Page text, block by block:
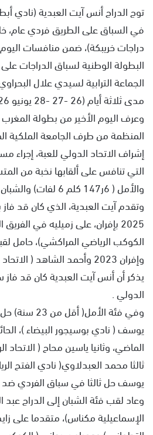
ن
ي
ا
توج الدراج أنس آيت العبدية (نادي
في السباق على الطريق فردي عام،
دراجات خريبكة)، ضمن منافسات اليوم
البطولة الوطنية لسباق الدراجات
الجماعة الترابية لسيدي علال
مدى ثلاثة أيام (26 -27 -28 يونيو 2026 ).
وعرف اليوم الأخير من بطولة
المنظمة من طرف الجامعة الملكية
إشراف الاتحاد الدولي للعبة، إجراء
التي تنافس على ألقابها نخبة من
والأمل ( 6ر147 كلم 6 لفات) والشبان (100 كلم 4 لفات).
وتقدم آيت العبدية، الذي كان قد
2025 بإفران، على زميليه في
وإفران 2023 وأحمد الشاهد ( الاتحاد الرياضي البيضاوي).
الدولي .
وفي فئة
يوسف ( نادي بوسيجور البيضاء )،
الماضي، وثانيا ياسين محاح (
ثالثا محمد العبدلاوي( نادي الفتح
يوسف حل ثالثا في سباق الفردي ضد
وعاد لقب فئة الشبان إلى الدراج عبد
الإسماعيلية مكناس)، متقدما على